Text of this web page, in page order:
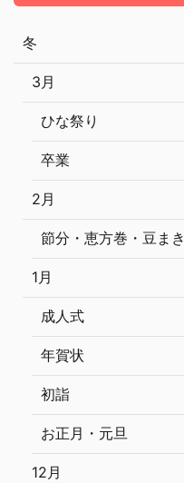
冬
3月
ひな祭り
卒業
2月
節分・恵方巻・豆まき
1月
成人式
年賀状
初詣
お正月・元旦
12月